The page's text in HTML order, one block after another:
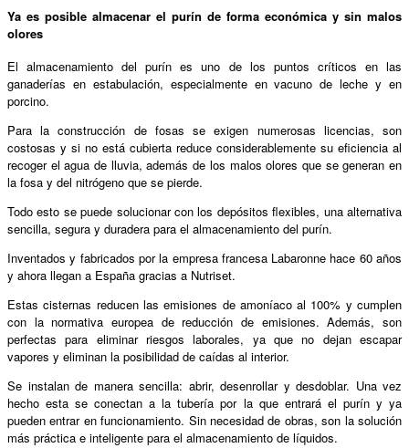
Ya es posible almacenar el purín de forma económica y sin malos
olores
El almacenamiento del purín es uno de los puntos críticos en las
ganaderías en estabulación, especialmente en vacuno de leche y en
porcino.
Para la construcción de fosas se exigen numerosas licencias, son
costosas y si no está cubierta reduce considerablemente su eficiencia al
recoger el agua de lluvia, además de los malos olores que se generan en
la fosa y del nitrógeno que se pierde.
Todo esto se puede solucionar con los depósitos flexibles, una alternativa
sencilla, segura y duradera para el almacenamiento del purín.
Inventados y fabricados por la empresa francesa Labaronne hace 60 años
y ahora llegan a España gracias a Nutriset.
Estas cisternas reducen las emisiones de amoníaco al 100% y cumplen
con la normativa europea de reducción de emisiones. Además, son
perfectas para eliminar riesgos laborales, ya que no dejan escapar
vapores y eliminan la posibilidad de caídas al interior.
Se instalan de manera sencilla: abrir, desenrollar y desdoblar. Una vez
hecho esta se conectan a la tubería por la que entrará el purín y ya
pueden entrar en funcionamiento. Sin necesidad de obras, son la solución
más práctica e inteligente para el almacenamiento de líquidos.